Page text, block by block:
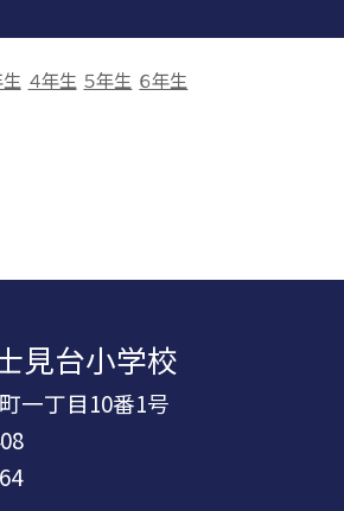
生 ４年生 ５年生 ６年生
見台小学校
一丁目10番1号